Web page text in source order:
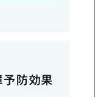
防効果